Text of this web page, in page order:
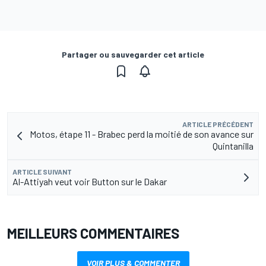
Partager ou sauvegarder cet article
ARTICLE PRÉCÉDENT
Motos, étape 11 - Brabec perd la moitié de son avance sur
Quintanilla
ARTICLE SUIVANT
Al-Attiyah veut voir Button sur le Dakar
MEILLEURS COMMENTAIRES
VOIR PLUS & COMMENTER